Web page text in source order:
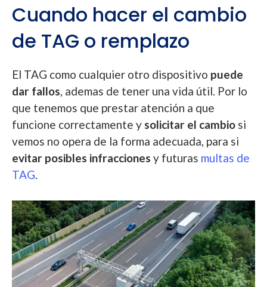
Cuando hacer el cambio
de TAG o remplazo
El TAG como cualquier otro dispositivo puede
dar fallos, ademas de tener una vida útil. Por lo
que tenemos que prestar atención a que
funcione correctamente y solicitar el cambio si
vemos no opera de la forma adecuada, para si
evitar posibles infracciones y futuras multas de
TAG.